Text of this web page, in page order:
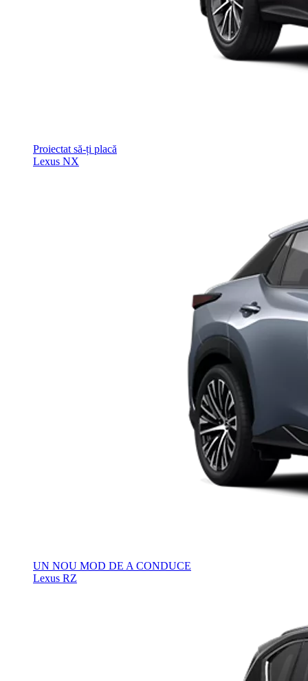
Proiectat să-ți placă
Lexus NX
UN NOU MOD DE A CONDUCE
Lexus RZ